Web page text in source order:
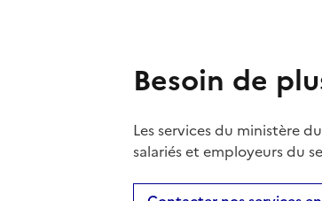
Besoin de
Les services du ministère
salariés et employeurs du